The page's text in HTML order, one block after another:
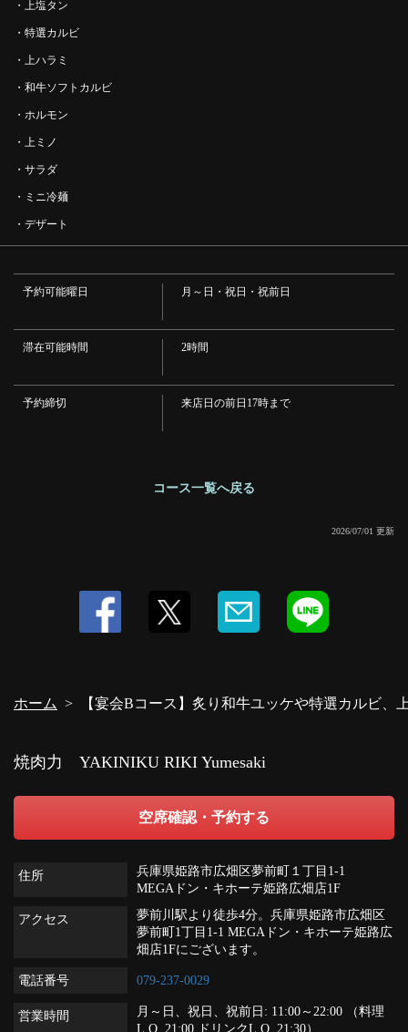
・上塩タン
・特選カルビ
・上ハラミ
・和牛ソフトカルビ
・ホルモン
・上ミノ
・サラダ
・ミニ冷麺
・デザート
予約可能曜日 月～日・祝日・祝前日
滞在可能時間 2時間
予約締切 来店日の前日17時まで
コース一覧へ戻る
2026/07/01 更新
ホーム 【宴会Bコース】炙り和牛ユッケや特選カルビ
Yumesaki
兵庫県姫路市広畑区夢前町１丁目1-1 MEGAドン・キホーテ姫路広
https://yakiniku-riki-yumesaki.owst.jp/courses/222873070
焼肉力 YAKINIKU RIKI Yumesaki
空席確認・予約する
住所
兵庫県姫路市広畑区夢前町１丁目1-1
MEGAドン・キホーテ姫路広畑店1F
アクセス
夢前川駅より徒歩4分。兵庫県姫路市広畑区
夢前町1丁目1-1 MEGAドン・キホーテ姫路広
畑店1Fにございます。
電話番号 079-237-0029
営業時間
月～日、祝日、祝前日: 11:00～22:00 （料理
L.O. 21:00 ドリンクL.O. 21:30）